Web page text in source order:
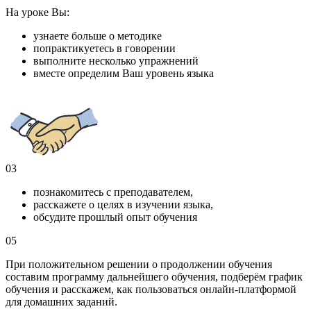
На уроке Вы:
узнаете больше о методике
попрактикуетесь в говорении
выполните несколько упражнений
вместе определим Ваш уровень языка
03
познакомитесь с преподавателем,
расскажете о целях в изучении языка,
обсудите прошлый опыт обучения
05
При положительном решении о продолжении обучения
составим программу дальнейшего обучения, подберём график
обучения и расскажем, как пользоваться онлайн-платформой
для домашних заданий.